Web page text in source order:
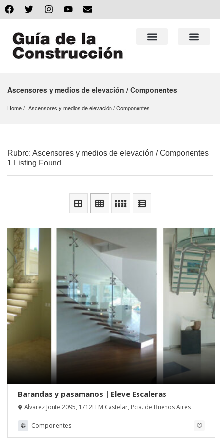
Ascensores y medios de elevación / Componentes
Home Ascensores y medios de elevación / Componentes
Rubro: Ascensores y medios de elevación / Componentes
1 Listing Found
Barandas y pasamanos | Eleve Escaleras
Álvarez Jonte 2095, 1712LFM Castelar, Pcia. de Buenos Aires
Componentes